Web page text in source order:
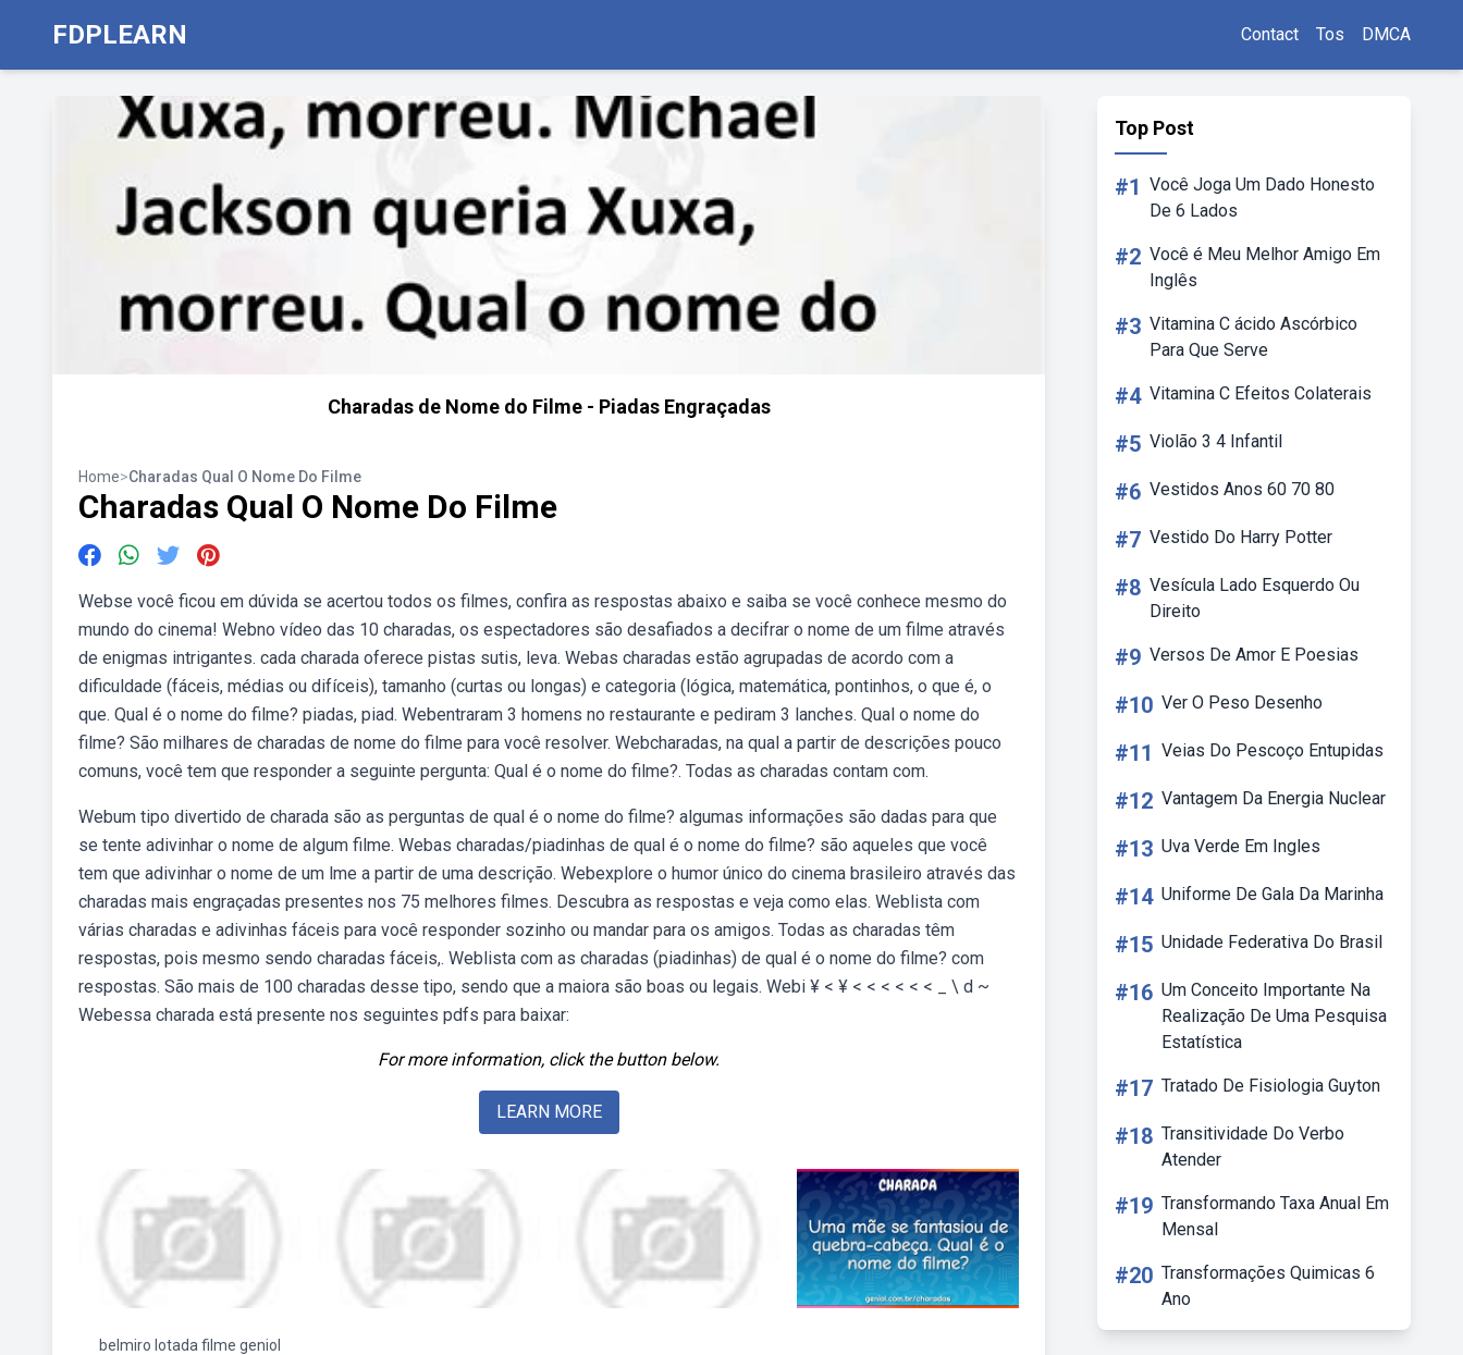
FDPLEARN Contact Tos DMCA
Charadas de Nome do Filme - Piadas Engraçadas
Home>Charadas Qual O Nome Do Filme
Charadas Qual O Nome Do Filme
Webse você ficou em dúvida se acertou todos os filmes, confira as respostas abaixo e saiba se você conhece mesmo do
mundo do cinema! Webno vídeo das 10 charadas, os espectadores são desafiados a decifrar o nome de um filme através
de enigmas intrigantes. cada charada oferece pistas sutis, leva. Webas charadas estão agrupadas de acordo com a
dificuldade (fáceis, médias ou difíceis), tamanho (curtas ou longas) e categoria (lógica, matemática, pontinhos, o que é, o
que. Qual é o nome do filme? piadas, piad. Webentraram 3 homens no restaurante e pediram 3 lanches. Qual o nome do
filme? São milhares de charadas de nome do filme para você resolver. Webcharadas, na qual a partir de descrições pouco
comuns, você tem que responder a seguinte pergunta: Qual é o nome do filme?. Todas as charadas contam com.
Webum tipo divertido de charada são as perguntas de qual é o nome do filme? algumas informações são dadas para que
se tente adivinhar o nome de algum filme. Webas charadas/piadinhas de qual é o nome do filme? são aqueles que você
tem que adivinhar o nome de um lme a partir de uma descrição. Webexplore o humor único do cinema brasileiro através das
charadas mais engraçadas presentes nos 75 melhores filmes. Descubra as respostas e veja como elas. Weblista com
várias charadas e adivinhas fáceis para você responder sozinho ou mandar para os amigos. Todas as charadas têm
respostas, pois mesmo sendo charadas fáceis,. Weblista com as charadas (piadinhas) de qual é o nome do filme? com
respostas. São mais de 100 charadas desse tipo, sendo que a maiora são boas ou legais. Webi ¥ < ¥ < < < < < < _ \ d ~
Webessa charada está presente nos seguintes pdfs para baixar:
For more information, click the button below.
LEARN MORE
belmiro lotada filme geniol
Top Post
#1 Você Joga Um Dado Honesto
De 6 Lados
#2 Você é Meu Melhor Amigo Em
Inglês
#3 Vitamina C ácido Ascórbico
Para Que Serve
#4 Vitamina C Efeitos Colaterais
#5 Violão 3 4 Infantil
#6 Vestidos Anos 60 70 80
#7 Vestido Do Harry Potter
#8 Vesícula Lado Esquerdo Ou
Direito
#9 Versos De Amor E Poesias
#10 Ver O Peso Desenho
#11 Veias Do Pescoço Entupidas
#12 Vantagem Da Energia Nuclear
#13 Uva Verde Em Ingles
#14 Uniforme De Gala Da Marinha
#15 Unidade Federativa Do Brasil
#16 Um Conceito Importante Na
Realização De Uma Pesquisa
Estatística
#17 Tratado De Fisiologia Guyton
#18 Transitividade Do Verbo
Atender
#19 Transformando Taxa Anual Em
Mensal
#20 Transformações Quimicas 6
Ano